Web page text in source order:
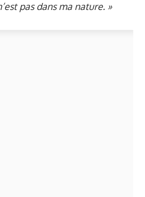
pas dans ma nature. »